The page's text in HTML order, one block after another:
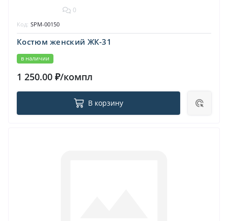
0
Костюм женский ЖК-31
в наличии
Код: SPM-00150
1 250.00 ₽/компл
В корзину